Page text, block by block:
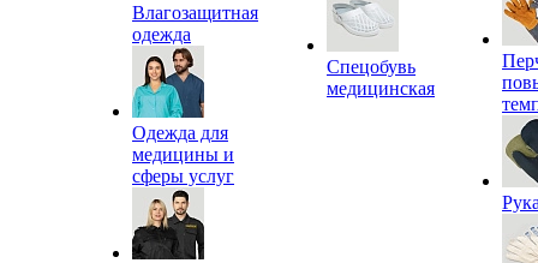
Влагозащитная
одежда
Одежда для
медицины и
сферы услуг
Спецобувь
медицинская